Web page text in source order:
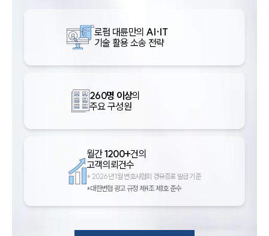
로펌 대륜만의 AI·IT
기술 활용 소송 전략
260명 이상의
주요 구성원
월간1200+건의
고객의뢰건수
* 2026년 1월 변호사협회 경유증표 발급 기준
*대한변협 광고 규정 제4조 제1호 준수